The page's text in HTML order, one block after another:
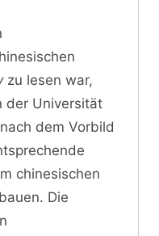
zu lesen war,
der Universität
dem Vorbild
chinesischen
Die